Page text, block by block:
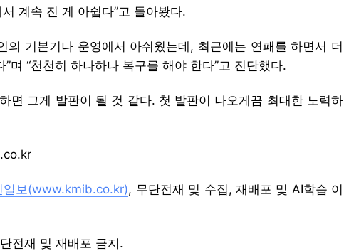
계속 진 게 아쉽다”고 돌아봤다.
의 기본기나 운영에서 아쉬웠는데, 최근에는 연패를 하면서 더
며 “천천히 하나하나 복구를 해야 한다”고 진단했다.
면 그게 발판이 될 것 같다. 첫 발판이 나오게끔 최대한 노력하
일보(www.kmib.co.kr), 무단전재 및 수집, 재배포 및 AI학습 이
전재 및 재배포 금지.